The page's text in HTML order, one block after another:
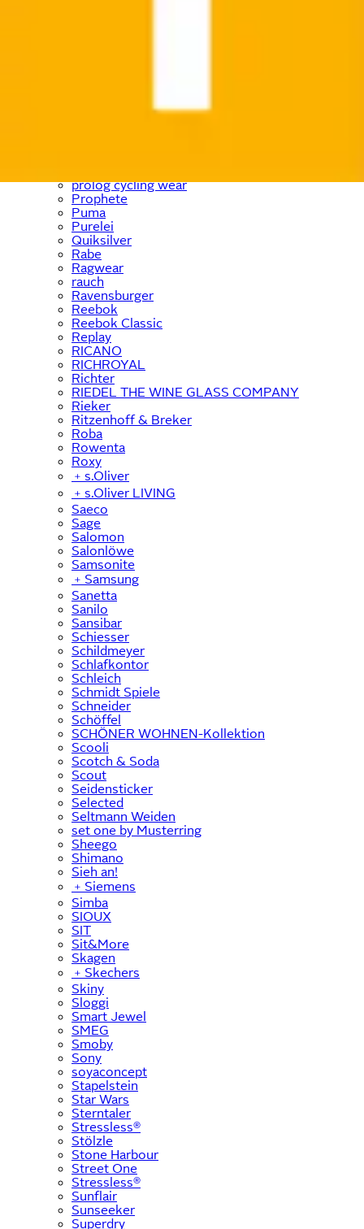
prolog cycling wear
Prophete
Puma
Purelei
Quiksilver
Rabe
Ragwear
rauch
Ravensburger
Reebok
Reebok Classic
Replay
RICANO
RICHROYAL
Richter
RIEDEL THE WINE GLASS COMPANY
Rieker
Ritzenhoff & Breker
Roba
Rowenta
Roxy
﹢ s.Oliver
﹢ s.Oliver LIVING
Saeco
Sage
Salomon
Salonlöwe
Samsonite
﹢ Samsung
Sanetta
Sanilo
Sansibar
Schiesser
Schildmeyer
Schlafkontor
Schleich
Schmidt Spiele
Schneider
Schöffel
SCHÖNER WOHNEN-Kollektion
Scooli
Scotch & Soda
Scout
Seidensticker
Selected
Seltmann Weiden
set one by Musterring
Sheego
Shimano
Sieh an!
﹢ Siemens
Simba
SIOUX
SIT
Sit&More
Skagen
﹢ Skechers
Skiny
Sloggi
Smart Jewel
SMEG
Smoby
Sony
soyaconcept
Stapelstein
Star Wars
Sterntaler
Stressless®
Stölzle
Stone Harbour
Street One
Stressless®
Sunflair
Sunseeker
Superdry